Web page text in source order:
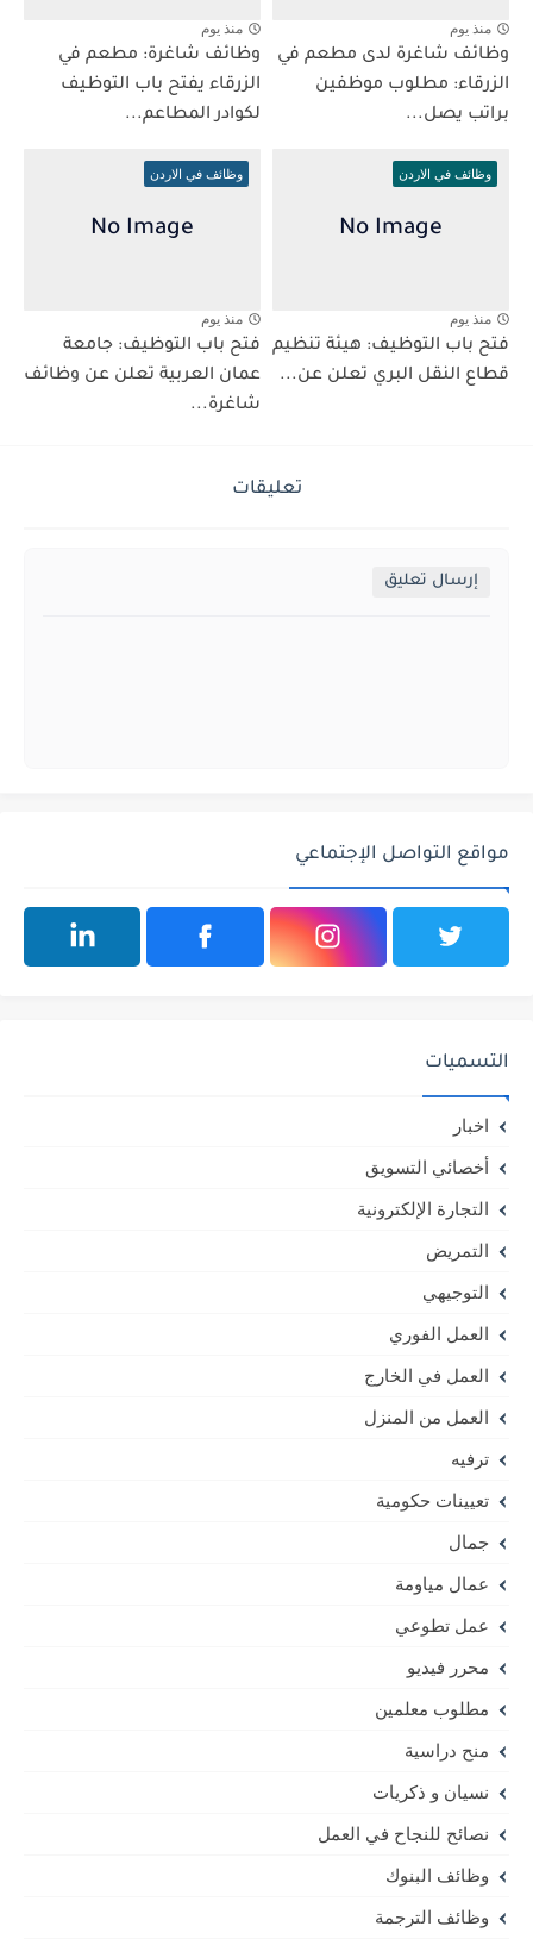
منذ يوم
وظائف شاغرة لدى مطعم في
الزرقاء: مطلوب موظفين
براتب يصل...
منذ يوم
وظائف شاغرة: مطعم في
الزرقاء يفتح باب التوظيف
لكوادر المطاعم...
وظائف في الاردن
منذ يوم
فتح باب التوظيف: هيئة تنظيم
قطاع النقل البري تعلن عن...
وظائف في الاردن
منذ يوم
فتح باب التوظيف: جامعة
عمان العربية تعلن عن وظائف
شاغرة...
تعليقات
إرسال تعليق
مواقع التواصل الإجتماعي
التسميات
اخبار
أخصائي التسويق
التجارة الإلكترونية
التمريض
التوجيهي
العمل الفوري
العمل في الخارج
العمل من المنزل
ترفيه
تعيينات حكومية
جمال
عمال مياومة
عمل تطوعي
محرر فيديو
مطلوب معلمين
منح دراسية
نسيان و ذكريات
نصائح للنجاح في العمل
وظائف البنوك
وظائف الترجمة